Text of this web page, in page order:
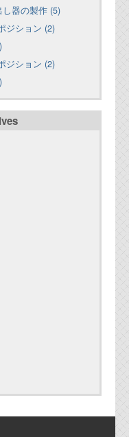
し器の製作 (5)
ジション (2)
ジション (2)